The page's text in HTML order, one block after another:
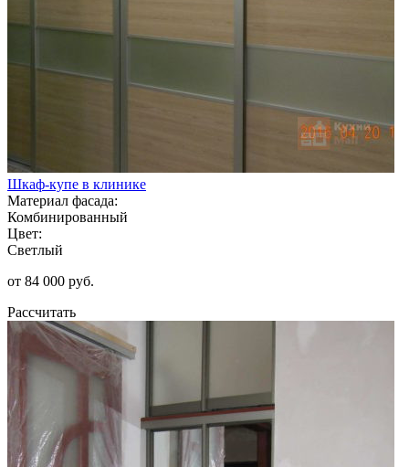
Шкаф-купе в клинике
Материал фасада:
Комбинированный
Цвет:
Светлый
от 84 000 руб.
Рассчитать